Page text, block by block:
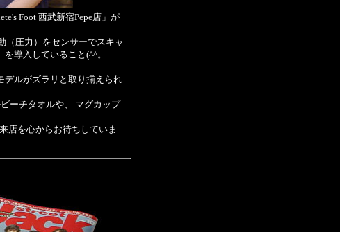
Foot 西武新宿Pepe店」が
（圧力）をセンサーでスキャ
導入していること(^^。
デルがズラリと取り揃えられ
ーチタオルや、 マグカップ
店を心からお待ちしていま